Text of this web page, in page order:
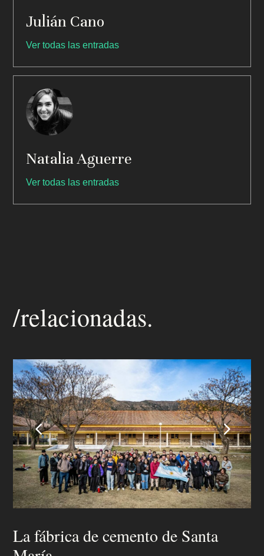
Julián Cano
Ver todas las entradas
Natalia Aguerre
Ver todas las entradas
/relacionadas.
4 5
La fábrica de cemento de Santa